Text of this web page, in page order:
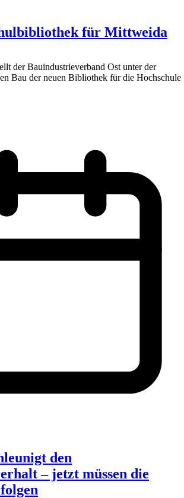
für Mittweida
der Bauindustrieverband Ost unter der
Bau der neuen Bibliothek für die Hochschule
den
– jetzt müssen die